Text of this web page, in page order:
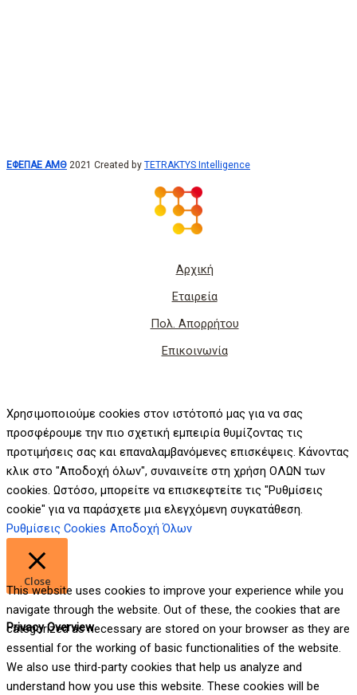
ΕΦΕΠΑΕ ΑΜΘ 2021 Created by TETRAKTYS Intelligence
Αρχική
Εταιρεία
Πολ. Απορρήτου
Επικοινωνία
Χρησιμοποιούμε cookies στον ιστότοπό μας για να σας
προσφέρουμε την πιο σχετική εμπειρία θυμίζοντας τις
προτιμήσεις σας και επαναλαμβανόμενες επισκέψεις. Κάνοντας
κλικ στο "Αποδοχή όλων", συναινείτε στη χρήση ΟΛΩΝ των
cookies. Ωστόσο, μπορείτε να επισκεφτείτε τις "Ρυθμίσεις
cookie" για να παράσχετε μια ελεγχόμενη συγκατάθεση.
Ρυθμίσεις Cookies Αποδοχή Όλων
Close
Privacy Overview
This website uses cookies to improve your experience while you
navigate through the website. Out of these, the cookies that are
categorized as necessary are stored on your browser as they are
essential for the working of basic functionalities of the website.
We also use third-party cookies that help us analyze and
understand how you use this website. These cookies will be